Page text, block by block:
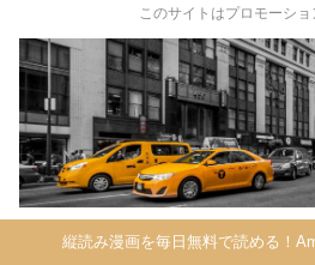
このサイトはプロモーシ
縦読み漫画を毎日無料で読める！